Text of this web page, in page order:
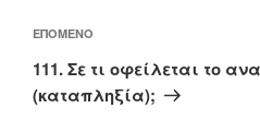
Επόμενο
άρθρο
ΕΠΌΜΕΝΟ
111. Σε τι οφείλεται το
(καταπληξία);